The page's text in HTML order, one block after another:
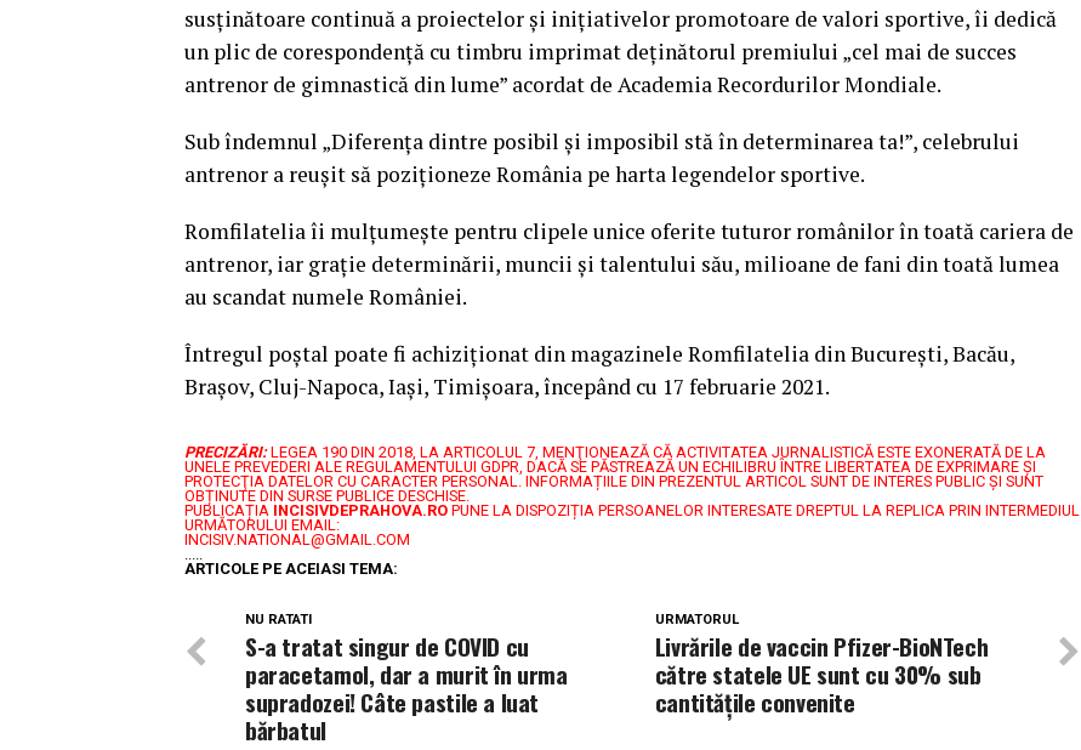
susţinătoare continuă a proiectelor şi iniţiativelor promotoare de valori sportive, îi dedică
un plic de corespondenţă cu timbru imprimat deţinătorul premiului „cel mai de succes
antrenor de gimnastică din lume” acordat de Academia Recordurilor Mondiale.
Sub îndemnul „Diferenţa dintre posibil şi imposibil stă în determinarea ta!”, celebrului
antrenor a reuşit să poziţioneze România pe harta legendelor sportive.
Romfilatelia îi mulţumeşte pentru clipele unice oferite tuturor românilor în toată cariera de
antrenor, iar graţie determinării, muncii şi talentului său, milioane de fani din toată lumea
au scandat numele României.
Întregul poştal poate fi achiziţionat din magazinele Romfilatelia din Bucureşti, Bacău,
Braşov, Cluj-Napoca, Iaşi, Timişoara, începând cu 17 februarie 2021.
PRECIZĂRI: LEGEA 190 DIN 2018, LA ARTICOLUL 7, MENŢIONEAZĂ CĂ ACTIVITATEA JURNALISTICĂ ESTE EXONERATĂ DE LA
UNELE PREVEDERI ALE REGULAMENTULUI GDPR, DACĂ SE PĂSTREAZĂ UN ECHILIBRU ÎNTRE LIBERTATEA DE EXPRIMARE ŞI
PROTECŢIA DATELOR CU CARACTER PERSONAL. INFORMAȚIILE DIN PREZENTUL ARTICOL SUNT DE INTERES PUBLIC ȘI SUNT
OBȚINUTE DIN SURSE PUBLICE DESCHISE.
PUBLICAȚIA INCISIVDEPRAHOVA.RO PUNE LA DISPOZIȚIA PERSOANELOR INTERESATE DREPTUL LA REPLICA PRIN INTERMEDIUL
URMĂTORULUI EMAIL:
INCISIV.NATIONAL@GMAIL.COM
.....
ARTICOLE PE ACEIASI TEMA:
URMATORUL
Livrările de vaccin Pfizer-BioNTech
către statele UE sunt cu 30% sub
cantitățile convenite
NU RATATI
S-a tratat singur de COVID cu
paracetamol, dar a murit în urma
supradozei! Câte pastile a luat
bărbatul